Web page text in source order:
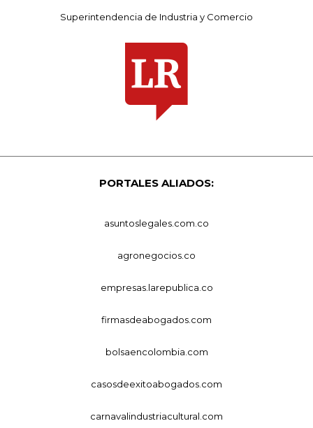
Superintendencia de Industria y Comercio
PORTALES ALIADOS:
asuntoslegales.com.co
agronegocios.co
empresas.larepublica.co
firmasdeabogados.com
bolsaencolombia.com
casosdeexitoabogados.com
carnavalindustriacultural.com